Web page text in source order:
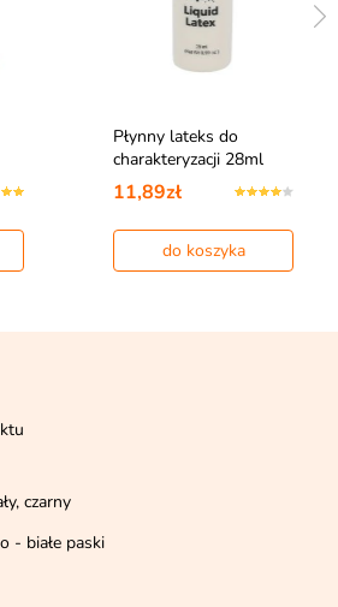
Płynny lateks do
charakteryzacji 28ml
11,89zł
do koszyka
czarny
- białe paski